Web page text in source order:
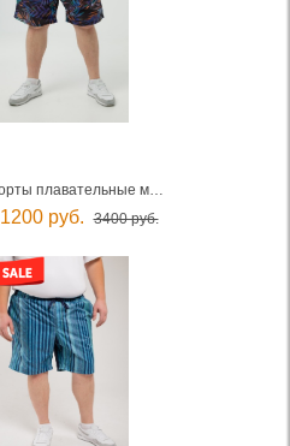
Шорты плавательные мужские
1200 руб. 3400 руб.